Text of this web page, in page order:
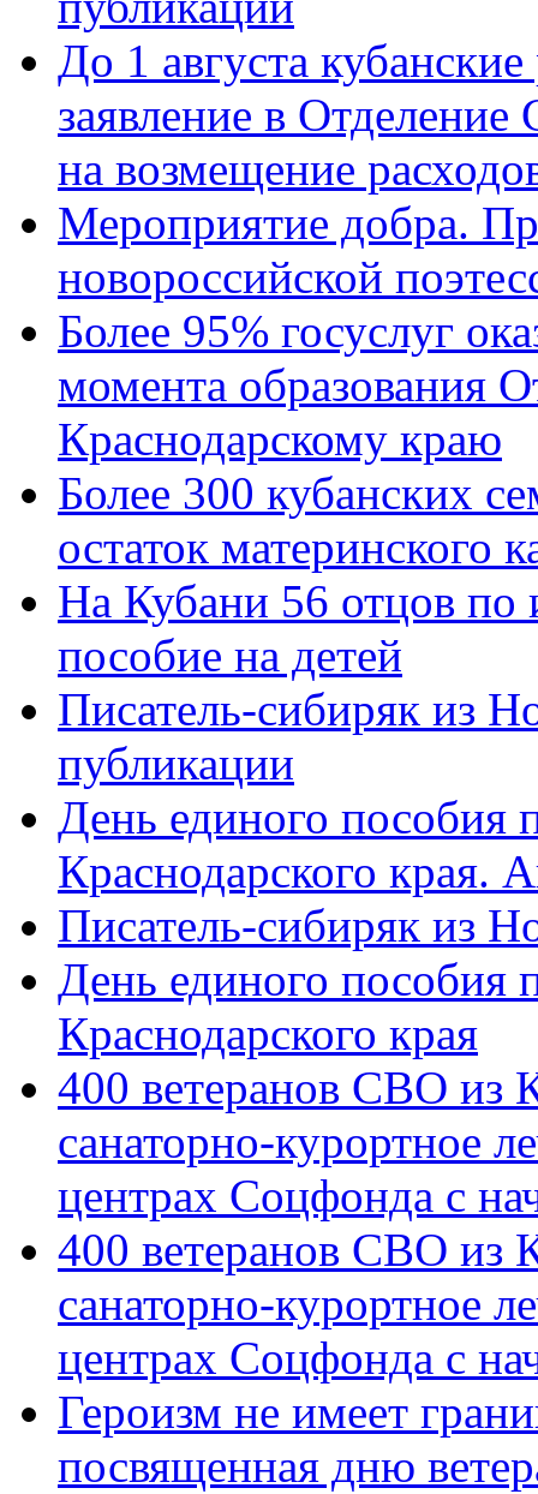
До 1 августа
заявление в
на возмещение
Мероприятие добра.
новороссийской
Более 95% госуслуг
момента образования
Краснодарскому краю
Более 300 кубанских
остаток материнского
На Кубани 56 отцов по
пособие на детей
Писатель-сибиряк из
публикации
День единого пособия
Краснодарского края.
Писатель-сибиряк из
День единого пособия
Краснодарского края
400 ветеранов СВО из
санаторно-курортное
центрах Соцфонда с
400 ветеранов СВО из
санаторно-курортное
центрах Соцфонда с
Героизм не имеет
посвященная дню